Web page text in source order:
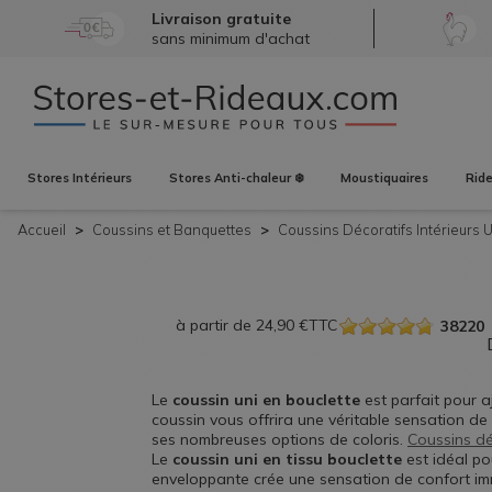
Livraison gratuite
sans minimum d'achat
StoresIntérieurs Stores Anti-chaleur ❄️ Moustiquaires
Accueil Coussins et Banquettes Coussins Décoratifs Intérieurs
à partir de 24,90 €TTC 38220
Le coussin uni en bouclette est parfait pour
coussin vous offrira une véritable sensation
ses nombreuses options de coloris. Coussins
Le coussin uni en tissu bouclette est idéal
enveloppante crée une sensation de confort